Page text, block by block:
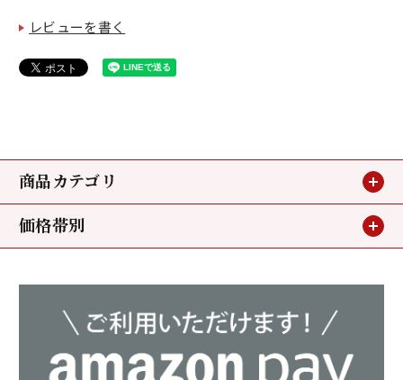
レビューを書く
商品カテゴリ
贈り物
小鯛のささ漬
若狭甘鯛
価格帯別
3,240円～5,400円
5,400円～